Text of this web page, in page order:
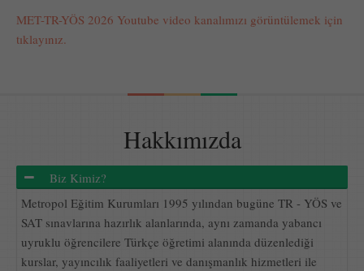
MET-TR-YÖS 2026 Youtube video kanalımızı görüntülemek için
tıklayınız.
Hakkımızda
Biz Kimiz?
Metropol Eğitim Kurumları 1995 yılından bugüne TR - YÖS ve
SAT sınavlarına hazırlık alanlarında, aynı zamanda yabancı
uyruklu öğrencilere Türkçe öğretimi alanında düzenlediği
kurslar, yayıncılık faaliyetleri ve danışmanlık hizmetleri ile